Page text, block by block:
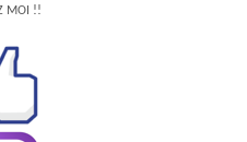
MOI !!